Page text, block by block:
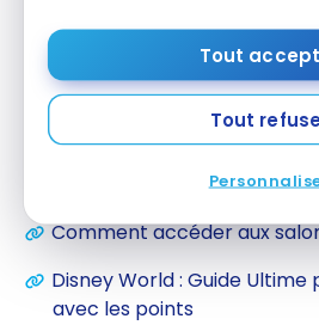
Tout
Tout
Niveau débutant :
souscrire?
crédit souscrire ?
Comment accéder aux
Disney World : Guide
avec les points